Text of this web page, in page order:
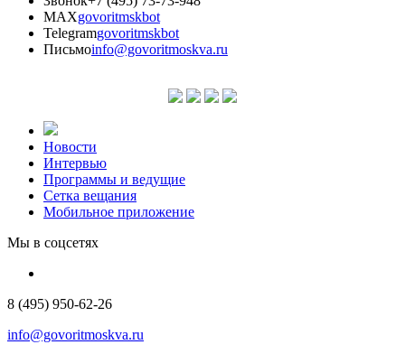
MAXgovoritmskbot
Telegramgovoritmskbot
Письмоinfo@govoritmoskva.ru
Новости
Интервью
Программы и ведущие
Сетка вещания
Мобильное приложение
Мы в соцсетях
8 (495) 950-62-26
info@govoritmoskva.ru